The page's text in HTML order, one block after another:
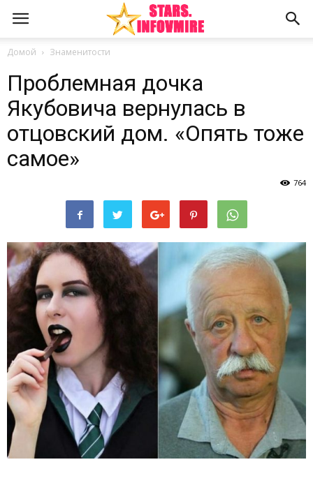
Домой Знаменитости
Проблемная дочка
Якубовича вернулась в
отцовский дом. «Опять тоже
самое»
764